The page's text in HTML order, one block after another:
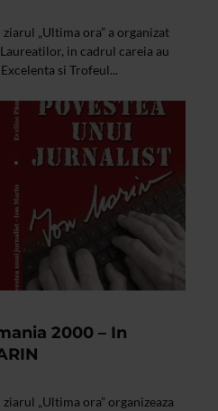
„Ultima ora” a organizat
in cadrul careia au
si Trofeul...
2000 – In
„Ultima ora” organizeaza